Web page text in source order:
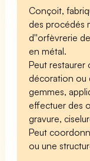
Conçoit,
des procédés
d''orfèvrerie
en métal.
Peut
décoration ou
gemmes,
effectuer des
gravure,
Peut
ou une